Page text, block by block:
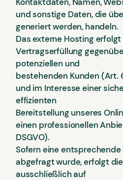
und sonstige Daten, die
generiert werden, handeln.
Das externe Hosting
Vertragserfüllung
potenziellen und
bestehenden Kunden (Art.
und im Interesse einer
effizienten
Bereitstellung unseres
einen professionellen
DSGVO).
Sofern eine entsprechende
abgefragt wurde, erfolgt
ausschließlich auf